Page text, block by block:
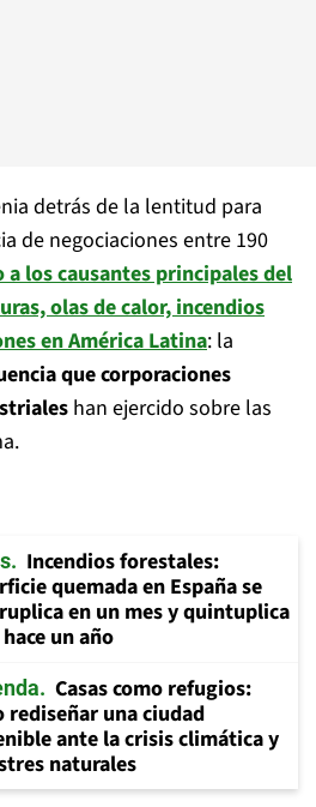
detrás de la lentitud para
de negociaciones entre 190
a los causantes principales del
olas de calor, incendios
en América Latina: la
que corporaciones
han ejercido sobre las
Incendios forestales:
quemada en España se
en un mes y quintuplica
un año
Casas como refugios:
rediseñar una ciudad
ante la crisis climática y
naturales